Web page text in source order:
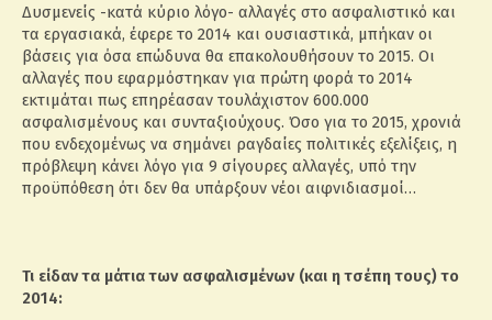
Δυσμενείς -κατά κύριο λόγο- αλλαγές στο ασφαλιστικό και
τα εργασιακά, έφερε το 2014 και ουσιαστικά, μπήκαν οι
βάσεις για όσα επώδυνα θα επακολουθήσουν το 2015. Οι
αλλαγές που εφαρμόστηκαν για πρώτη φορά το 2014
εκτιμάται πως επηρέασαν τουλάχιστον 600.000
ασφαλισμένους και συνταξιούχους. Όσο για το 2015, χρονιά
που ενδεχομένως να σημάνει ραγδαίες πολιτικές εξελίξεις, η
πρόβλεψη κάνει λόγο για 9 σίγουρες αλλαγές, υπό την
προϋπόθεση ότι δεν θα υπάρξουν νέοι αιφνιδιασμοί…
Τι είδαν τα μάτια των ασφαλισμένων (και η τσέπη τους) το
2014: